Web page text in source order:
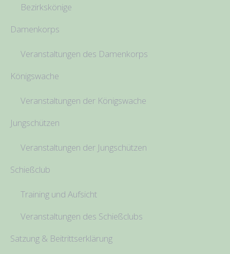
Bezirkskönige
Damenkorps
Veranstaltungen des Damenkorps
Königswache
Veranstaltungen der Königswache
Jungschützen
Veranstaltungen der Jungschützen
Schießclub
Training und Aufsicht
Veranstaltungen des Schießclubs
Satzung & Beitrittserklärung